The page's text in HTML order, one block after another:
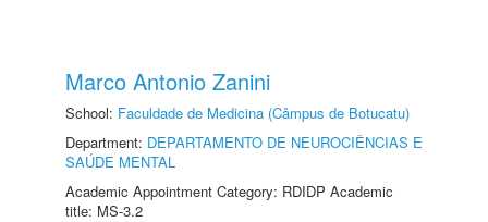
Marco Antonio Zanini
School: Faculdade de Medicina (Câmpus de Botucatu)
Department: DEPARTAMENTO DE NEUROCIÊNCIAS E
SAÚDE MENTAL
Academic Appointment Category: RDIDP Academic
title: MS-3.2